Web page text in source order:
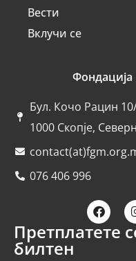
Вести
Вклучи се
Фондација
Бул. Кочо Рацин
1000 Скопје,
076 406 996
Претплатете
билтен